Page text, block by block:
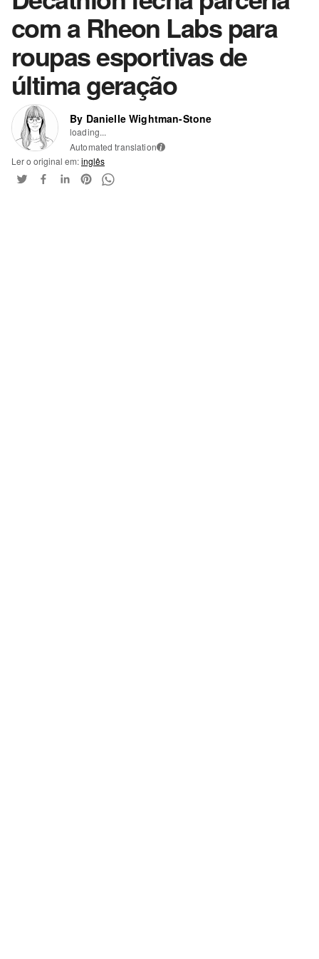
com a Rheon Labs para
roupas esportivas de
última geração
By Danielle Wightman-Stone
loading...
Automated translation i
Ler o original em:inglês